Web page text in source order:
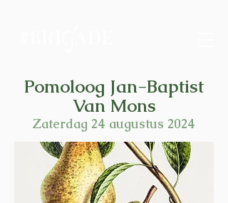
Pomoloog Jan-Baptist
Van Mons
Zaterdag 24 augustus 2024